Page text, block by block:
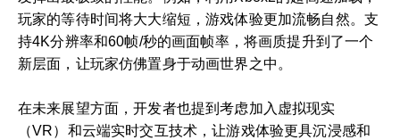
玩家的等待时间将大大缩短，游戏体验更加流畅自然。支
持4K分辨率和60帧/秒的画面帧率，将画质提升到了一个
新层面，让玩家仿佛置身于动画世界之中。
在未来展望方面，开发者也提到考虑加入虚拟现实
（VR）和云端实时交互技术，让游戏体验更具沉浸感和